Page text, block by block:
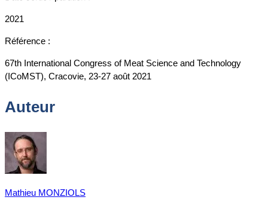
2021
Référence :
67th International Congress of Meat Science and Technology
(ICoMST), Cracovie, 23-27 août 2021
Auteur
Mathieu MONZIOLS